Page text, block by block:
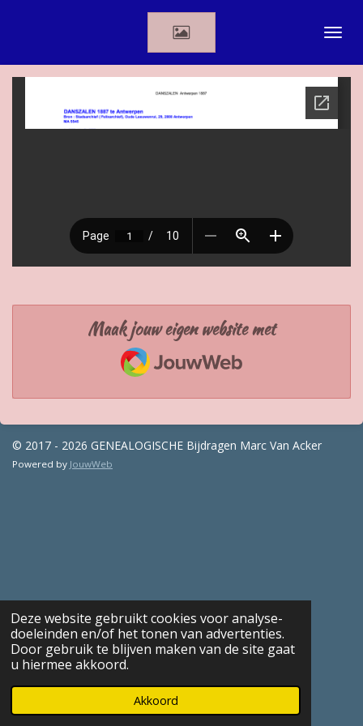
Deze website gebruikt cookies voor analyse-
doeleinden en/of het tonen van advertenties.
Door gebruik te blijven maken van de site gaat
u hiermee akkoord.
Akkoord
de
Maak jouw eigen website met
JouwWeb
© 2017 - 2026 GENEALOGISCHE Bijdragen Marc Van Acker
Powered by JouwWeb